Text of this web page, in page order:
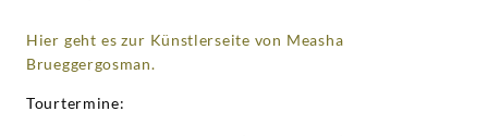
Hier geht es zur Künstlerseite von Measha
Brueggergosman.
Tourtermine: